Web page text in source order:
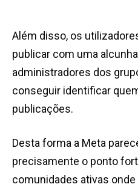
Além disso, os
publicar com uma
administradores dos
conseguir identificar
publicações.
Desta forma a Meta
precisamente o ponto
comunidades ativas